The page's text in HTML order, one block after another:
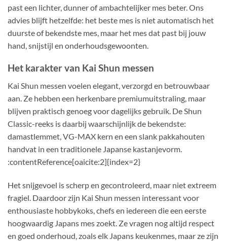
past een lichter, dunner of ambachtelijker mes beter. Ons
advies blijft hetzelfde: het beste mes is niet automatisch het
duurste of bekendste mes, maar het mes dat past bij jouw
hand, snijstijl en onderhoudsgewoonten.
Het karakter van Kai Shun messen
Kai Shun messen voelen elegant, verzorgd en betrouwbaar
aan. Ze hebben een herkenbare premiumuitstraling, maar
blijven praktisch genoeg voor dagelijks gebruik. De Shun
Classic-reeks is daarbij waarschijnlijk de bekendste:
damastlemmet, VG-MAX kern en een slank pakkahouten
handvat in een traditionele Japanse kastanjevorm.
:contentReference[oaicite:2]{index=2}
Het snijgevoel is scherp en gecontroleerd, maar niet extreem
fragiel. Daardoor zijn Kai Shun messen interessant voor
enthousiaste hobbykoks, chefs en iedereen die een eerste
hoogwaardig Japans mes zoekt. Ze vragen nog altijd respect
en goed onderhoud, zoals elk Japans keukenmes, maar ze zijn